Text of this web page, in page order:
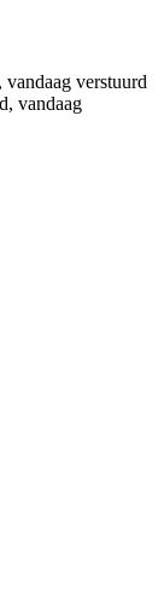
verstuurd
vandaag